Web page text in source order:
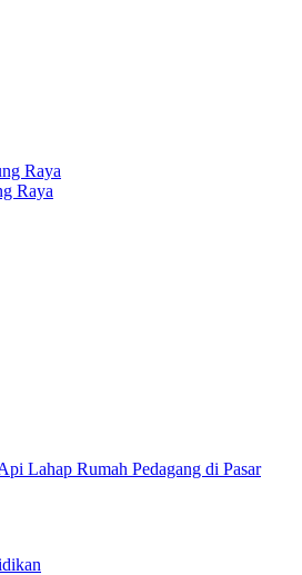
Raya
Raya
Lahap Rumah Pedagang di Pasar